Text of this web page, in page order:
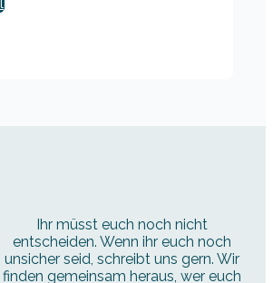
Ihr müsst euch noch nicht
entscheiden. Wenn ihr euch noch
unsicher seid, schreibt uns gern. Wir
finden gemeinsam heraus, wer euch